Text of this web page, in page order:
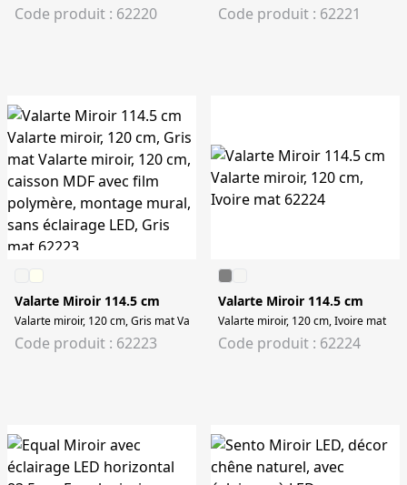
Code produit : 62220 Code produit : 62221
Valarte Miroir 114.5 cm
Valarte miroir, 120 cm, Gris mat Valarte miroir, 120 cm, caisson MDF avec
Code produit : 62223
Valarte Miroir 114.5 cm
Valarte miroir, 120 cm, Ivoire mat
Code produit : 62224